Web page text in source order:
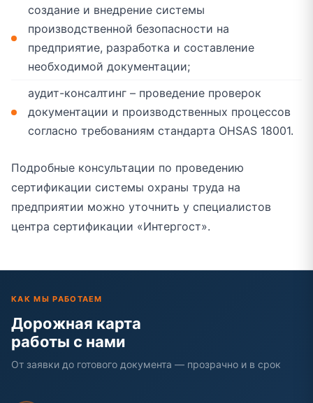
создание и внедрение системы
производственной безопасности на
предприятие, разработка и составление
необходимой документации;
аудит-консалтинг – проведение проверок
документации и производственных процессов
согласно требованиям стандарта OHSAS 18001.
Подробные консультации по проведению
сертификации системы охраны труда на
предприятии можно уточнить у специалистов
центра сертификации «Интергост».
КАК МЫ РАБОТАЕМ
Дорожная карта
работы с нами
От заявки до готового документа — прозрачно и в срок